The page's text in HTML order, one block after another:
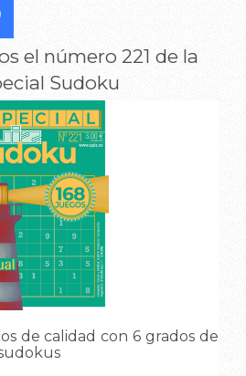
el número 221 de la
Sudoku
de calidad con 6 grados de